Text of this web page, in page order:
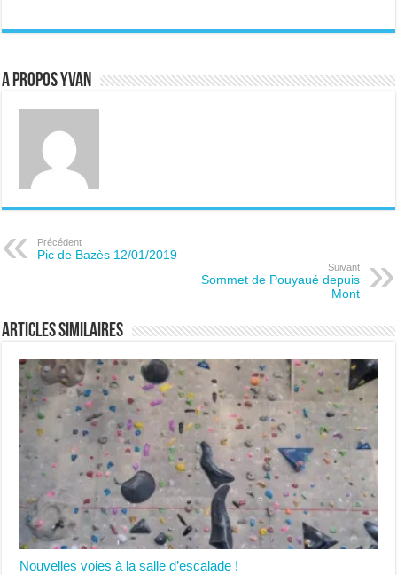
A propos Yvan
Précédent
Pic de Bazès 12/01/2019
Suivant
Sommet de Pouyaué depuis
Mont
Articles similaires
Nouvelles voies à la salle d’escalade !